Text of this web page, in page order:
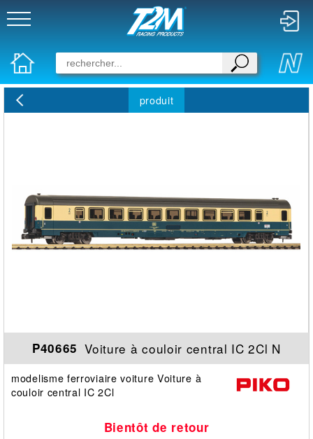
produit
P40665 Voiture à couloir central IC 2Cl N
modelisme ferroviaire voiture Voiture à
couloir central IC 2Cl
Bientôt de retour